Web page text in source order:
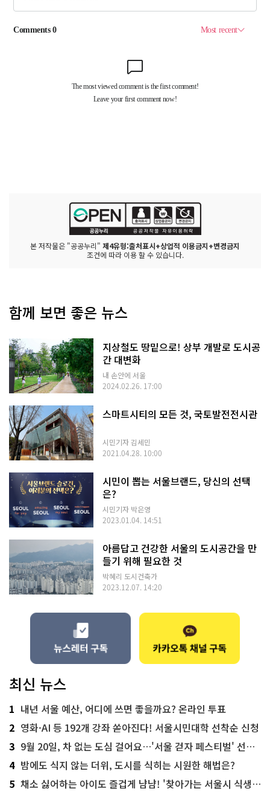
본 저작물은 "공공누리" 제4유형:출처표시+상업적 이용금지+변경금지
조건에 따라 이용 할 수 있습니다.
함께 보면 좋은 뉴스
지상철도 땅밑으로! 상부 개발로 도시공
간 대변화
내 손안에 서울
2024.02.26. 17:00
스마트시티의 모든 것, 국토발전전시관
시민기자 김세민
2021.04.28. 10:00
시민이 뽑는 서울브랜드, 당신의 선택
은?
시민기자 박은영
2023.01.04. 14:51
아름답고 건강한 서울의 도시공간을 만
들기 위해 필요한 것
박혜리 도시건축가
2023.12.07. 14:20
최신 뉴스
1 내년 서울 예산, 어디에 쓰면 좋을까요? 온라인 투표
2 영화·AI 등 192개 강좌 쏟아진다! 서울시민대학 선착순 신청
3 9월 20일, 차 없는 도심 걸어요…'서울 걷자 페스티벌' 선착순 5천명
4 밤에도 식지 않는 더위, 도시를 식히는 시원한 해법은?
5 채소 싫어하는 아이도 즐겁게 냠냠! '찾아가는 서울시 식생활 교육' 현장